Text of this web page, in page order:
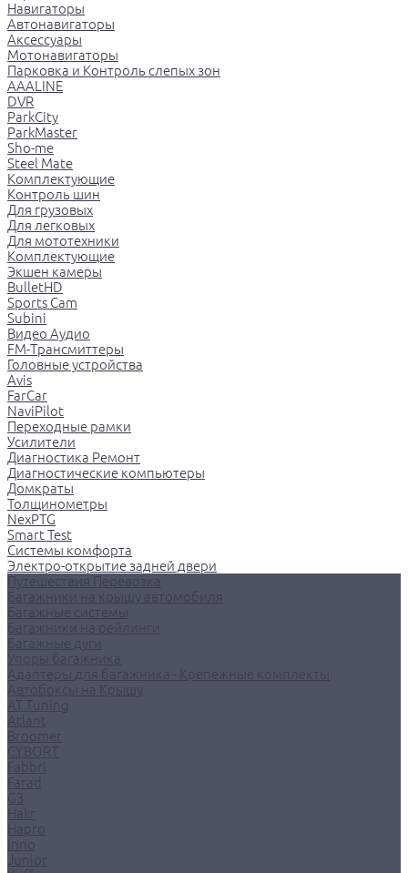
Навигаторы
Автонавигаторы
Аксессуары
Мотонавигаторы
Парковка и Контроль слепых зон
AAALINE
DVR
ParkCity
ParkMaster
Sho-me
Steel Mate
Комплектующие
Контроль шин
Для грузовых
Для легковых
Для мототехники
Комплектующие
Экшен камеры
BulletHD
Sports Cam
Subini
Видео Аудио
FM-Трансмиттеры
Головные устройства
Avis
FarCar
NaviPilot
Переходные рамки
Усилители
Диагностика Ремонт
Диагностические компьютеры
Домкраты
Толщинометры
NexPTG
Smart Test
Системы комфорта
Электро-открытие задней двери
Путешествия Перевозка
Багажники на крышу автомобиля
Багажные системы
Багажники на рейлинги
Багажные дуги
Упоры багажника
Адаптеры для багажника - Крепежные комплекты
Автобоксы на Крышу
AT Tuning
Atlant
Broomer
CYBORT
Fabbri
Farad
G3
Hakr
Hapro
Inno
Junior